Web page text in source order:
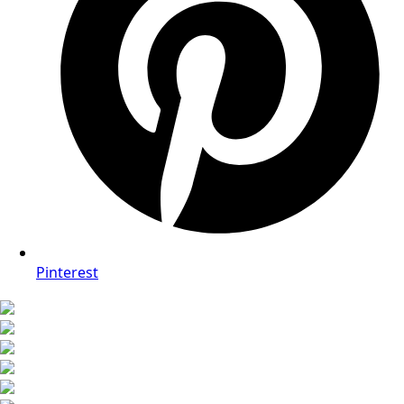
Pinterest